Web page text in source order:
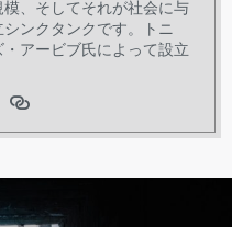
、そしてそれが社会に与
ンクタンクです。トニ
アービブ氏によって設立